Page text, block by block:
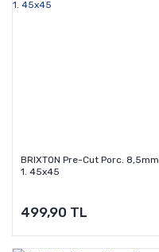
BRIXTON Pre-Cut Porc. 8,5mm
1. 45x45
499,90 TL